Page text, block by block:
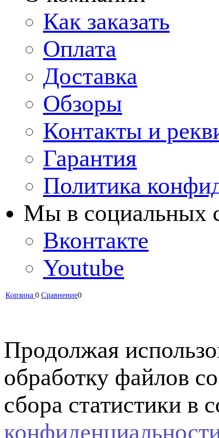
Как заказать
Оплата
Доставка
Обзоры
Контакты и
Гарантия
Политика
Мы в cоциальных
Вконтакте
Youtube
Корзина 0 Сравнение0
Продолжая
обработку файлов
сбора статистики в